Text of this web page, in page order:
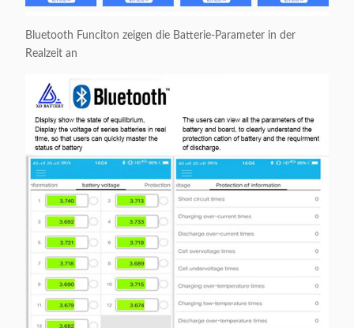
Bluetooth Funciton zeigen die Batterie-Parameter in der
Realzeit an